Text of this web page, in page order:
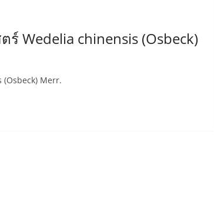
ร์ Wedelia chinensis (Osbeck)
(Osbeck) Merr.